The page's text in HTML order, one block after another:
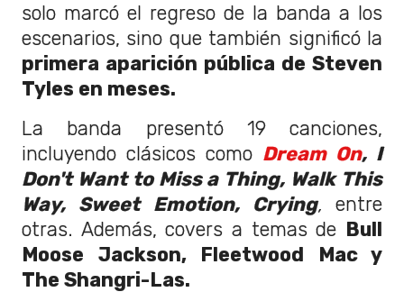
solo marcó el regreso de la banda a los
escenarios, sino que también significó la
primera aparición pública de Steven
Tyles en meses.
La banda presentó 19 canciones,
incluyendo clásicos como Dream On, I
Don't Want to Miss a Thing, Walk This
Way, Sweet Emotion, Crying, entre
otras. Además, covers a temas de Bull
Moose Jackson, Fleetwood Mac y
The Shangri-Las.